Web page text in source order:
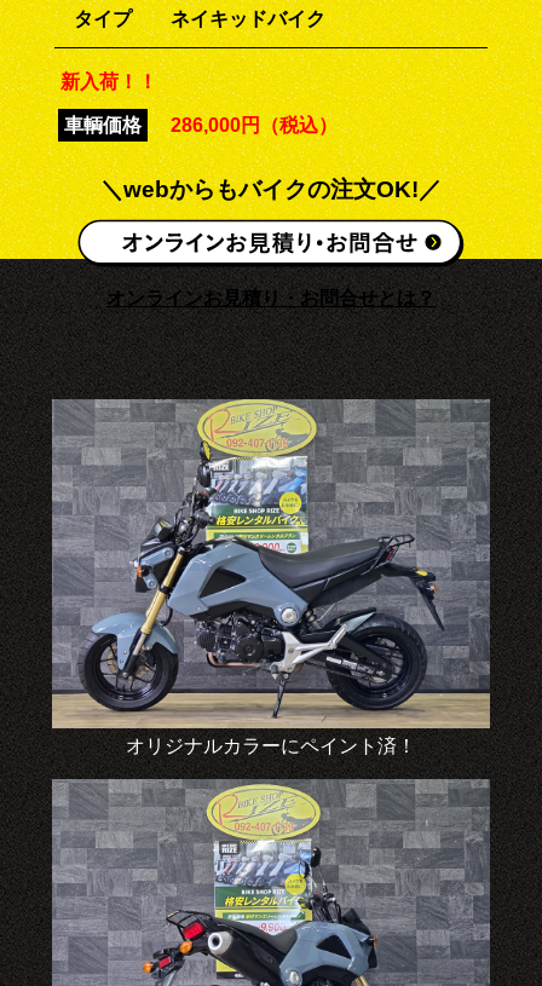
タイプ ネイキッドバイク
新入荷！！
車輌価格 286,000円（税込）
＼webからもバイクの注文OK!／
オンラインお見積り・お問合せとは？
オリジナルカラーにペイント済！